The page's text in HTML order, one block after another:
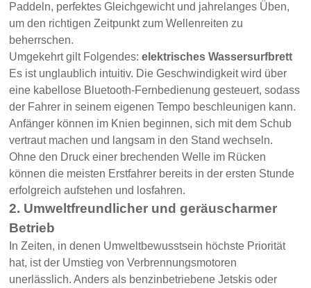
Paddeln, perfektes Gleichgewicht und jahrelanges Üben,
um den richtigen Zeitpunkt zum Wellenreiten zu
beherrschen.
Umgekehrt gilt Folgendes:elektrisches Wassersurfbrett
Es ist unglaublich intuitiv. Die Geschwindigkeit wird über
eine kabellose Bluetooth-Fernbedienung gesteuert, sodass
der Fahrer in seinem eigenen Tempo beschleunigen kann.
Anfänger können im Knien beginnen, sich mit dem Schub
vertraut machen und langsam in den Stand wechseln.
Ohne den Druck einer brechenden Welle im Rücken
können die meisten Erstfahrer bereits in der ersten Stunde
erfolgreich aufstehen und losfahren.
2. Umweltfreundlicher und geräuscharmer
Betrieb
In Zeiten, in denen Umweltbewusstsein höchste Priorität
hat, ist der Umstieg von Verbrennungsmotoren
unerlässlich. Anders als benzinbetriebene Jetskis oder